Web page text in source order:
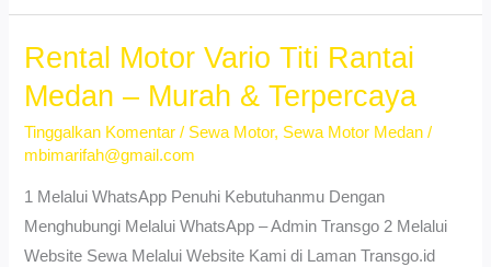
Vario
Sudirejo
Medan
–
DP,
Booking
Cepat
Rental Motor Vario Titi Rantai
Medan – Murah & Terpercaya
Tinggalkan Komentar / Sewa Motor, Sewa Motor Medan /
mbimarifah@gmail.com
1 Melalui WhatsApp Penuhi Kebutuhanmu Dengan
Menghubungi Melalui WhatsApp – Admin Transgo 2 Melalui
Website Sewa Melalui Website Kami di Laman Transgo.id